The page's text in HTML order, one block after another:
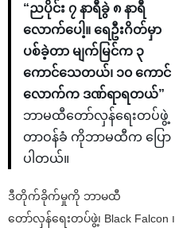
“ညပိုင်း ၇ နာရီခွဲ ၈ နာရီ
လောက်ပေါ့။ ရေဦးဂိတ်မှာ
ပစ်ခဲ့တာ မျက်မြင်က ၃
ကောင်သေတယ်၊ ၁၀ ကောင်
လောက်က ဒဏ်ရာရတယ်”
ဘာမထီတော်လှန်ရေးတပ်ဖွဲ့
တာဝန်ခံ ကိုဘာမထီက ပြော
ပါတယ်။
ဒီတိုက်ခိုက်မှုကို ဘာမထီ
တော်လှန်ရေးတပ်ဖွဲ့၊ Black Falcon ၊